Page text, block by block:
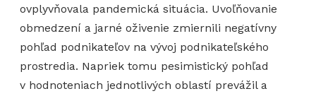
ovplyvňovala pandemická situácia. Uvoľňovanie
obmedzení a jarné oživenie zmiernili negatívny
pohľad podnikateľov na vývoj podnikateľského
prostredia. Napriek tomu pesimistický pohľad
v hodnoteniach jednotlivých oblastí prevážil a